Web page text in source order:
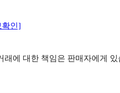
확인]
에 대한 책임은 판매자에게 있